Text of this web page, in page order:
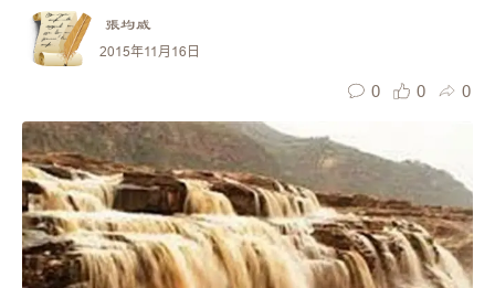
張均威
2015年11月16日
0 0 0